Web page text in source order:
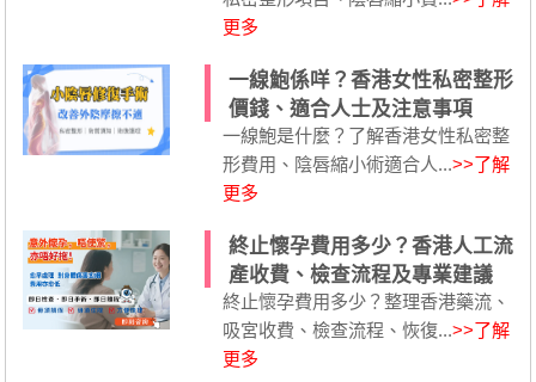
更多
一線鮑係咩？香港女性私密整形
價錢、適合人士及注意事項
一線鮑是什麼？了解香港女性私密整
形費用、陰唇縮小術適合人...>>了解
更多
終止懷孕費用多少？香港人工流
產收費、檢查流程及專業建議
終止懷孕費用多少？整理香港藥流、
吸宮收費、檢查流程、恢復...>>了解
更多